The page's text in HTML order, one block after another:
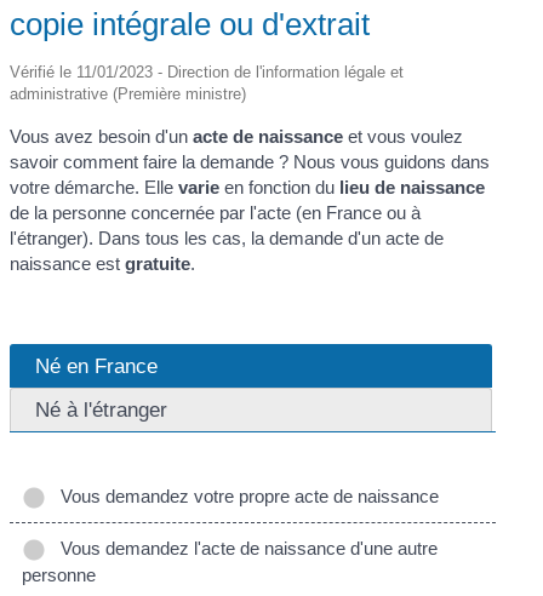
copie intégrale ou d'extrait
Vérifié le 11/01/2023 - Direction de l'information légale et
administrative (Première ministre)
Vous avez besoin d'unacte de naissance et vous voulez
savoir comment faire la demande ? Nous vous guidons dans
votre démarche. Ellevarie en fonction du lieu de naissance
de la personne concernée par l'acte (en France ou à
l'étranger). Dans tous les cas, la demande d'un acte de
naissance estgratuite.
Né en France
Né à l'étranger
Vous demandez votre propre acte de naissance
Vous demandez l'acte de naissance d'une autre
personne